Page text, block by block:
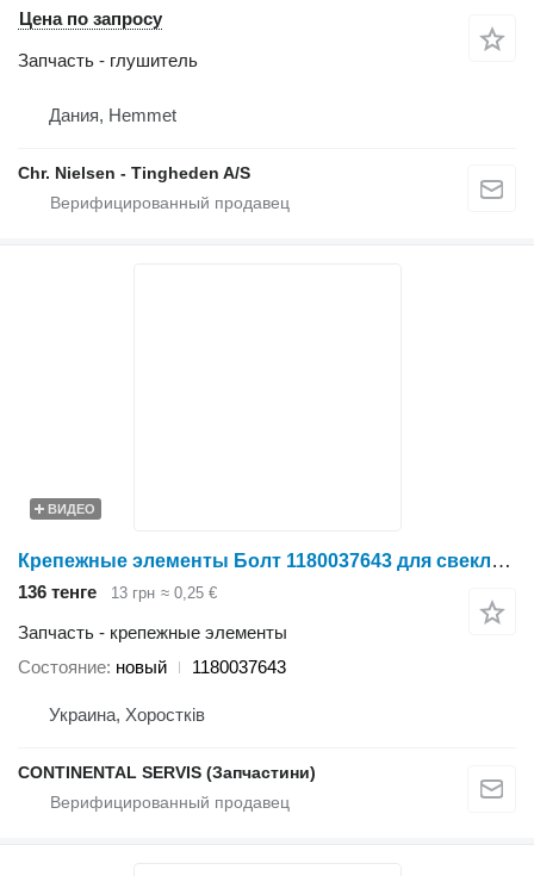
Цена по запросу
Запчасть - глушитель
Дания, Hemmet
Chr. Nielsen - Tingheden A/S
ВИДЕО
Крепежные элементы Болт 1180037643 для свеклоуборочного комбайна Holmer
136 тенге 13 грн ≈ 0,25 €
Запчасть - крепежные элементы
Состояние новый 1180037643
Украина, Хоростків
CONTINENTAL SERVIS (Запчастини)